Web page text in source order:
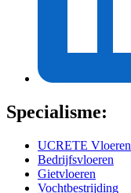
Specialisme:
UCRETE Vloeren
Bedrijfsvloeren
Gietvloeren
Vochtbestrijding